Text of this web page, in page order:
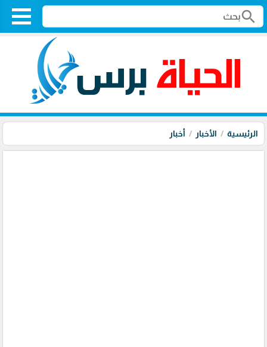
search
الرئيسية الأخبار أخبار